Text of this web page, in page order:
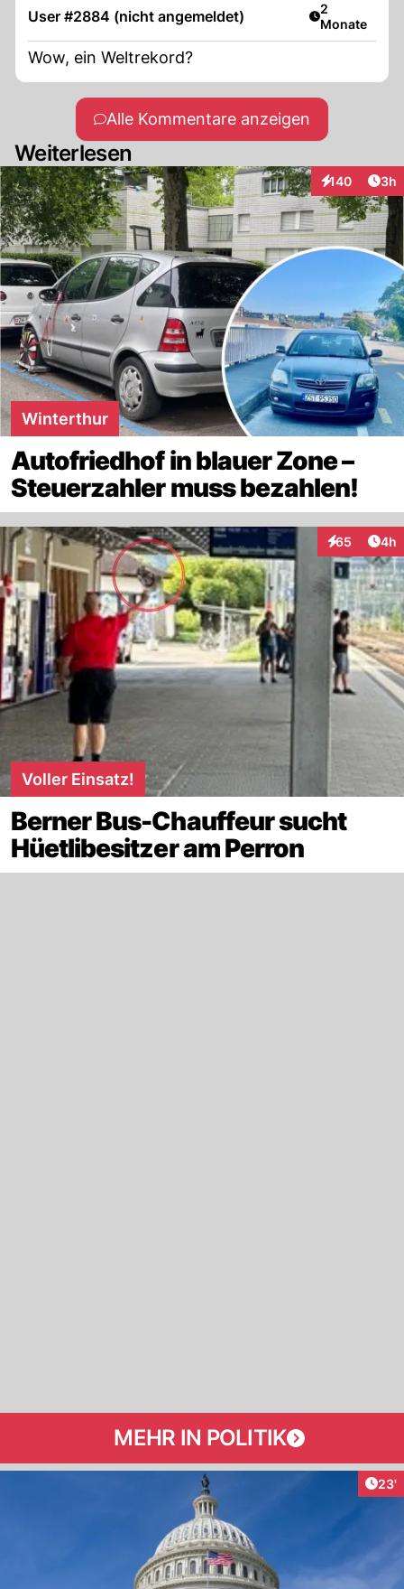
User #2884 (nicht angemeldet) Artikel
2
Monate
Wow, ein Weltrekord?
Alle Kommentare anzeigen
Weiterlesen
140
Interaktionen
3h
Winterthur
Autofriedhof in blauer Zone –
Steuerzahler muss bezahlen!
65
Interaktionen
4h
Voller Einsatz!
Berner Bus-Chauffeur sucht
Hüetlibesitzer am Perron
MEHR IN POLITIK
23'